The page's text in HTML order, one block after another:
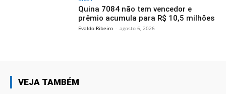
Quina 7084 não tem vencedor e
prêmio acumula para R$ 10,5 milhões
Evaldo Ribeiro - agosto 6, 2026
VEJA TAMBÉM